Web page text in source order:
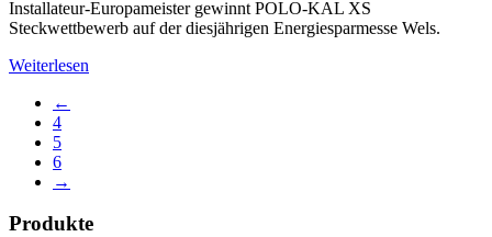
Installateur-Europameister gewinnt POLO-KAL XS
Steckwettbewerb auf der diesjährigen Energiesparmesse Wels.
Weiterlesen
←
4
5
6
→
Produkte